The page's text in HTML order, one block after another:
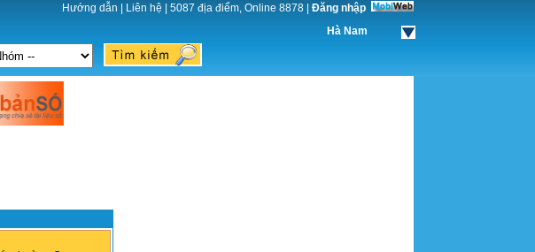
Hướng dẫn Liên hệ 5087 địa điểm, Online 8878
Đăng nhập
Hà Nam